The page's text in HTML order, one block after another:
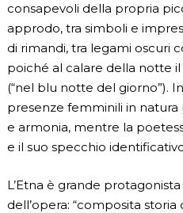
consapevoli della propria
approdo, tra simboli e
di rimandi, tra legami oscuri
poiché al calare della notte
(“nel blu notte del giorno”).
presenze femminili in
e armonia, mentre la
e il suo specchio
L’Etna è grande
dell’opera: “composita